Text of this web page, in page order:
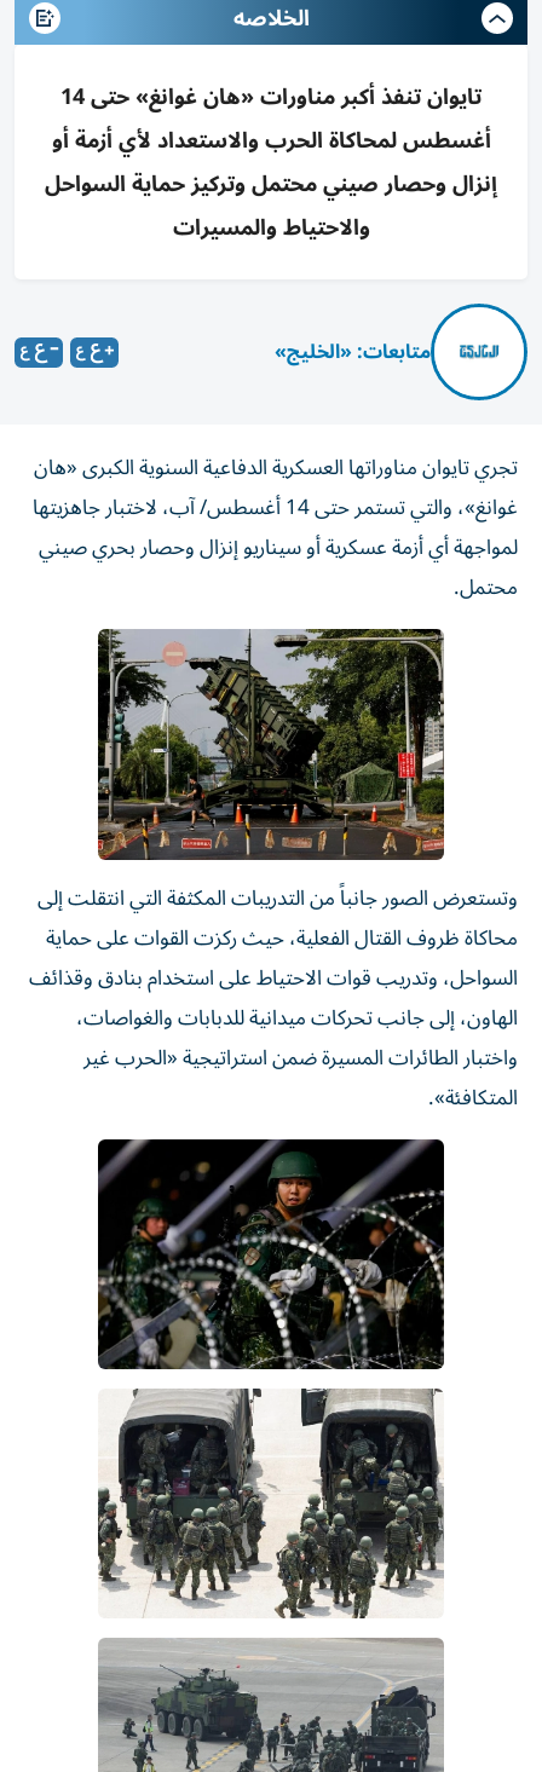
الخلاصه
تايوان تنفذ أكبر مناورات «هان غوانغ» حتى 14
أغسطس لمحاكاة الحرب والاستعداد لأي أزمة أو
إنزال وحصار صيني محتمل وتركيز حماية السواحل
والاحتياط والمسيرات
متابعات: «الخليج»
تجري تايوان مناوراتها العسكرية الدفاعية السنوية الكبرى «هان
غوانغ»، والتي تستمر حتى 14 أغسطس/ آب، لاختبار جاهزيتها
لمواجهة أي أزمة عسكرية أو سيناريو إنزال وحصار بحري صيني
محتمل.
وتستعرض الصور جانباً من التدريبات المكثفة التي انتقلت إلى
محاكاة ظروف القتال الفعلية، حيث ركزت القوات على حماية
السواحل، وتدريب قوات الاحتياط على استخدام بنادق وقذائف
الهاون، إلى جانب تحركات ميدانية للدبابات والغواصات،
واختبار الطائرات المسيرة ضمن استراتيجية «الحرب غير
المتكافئة».